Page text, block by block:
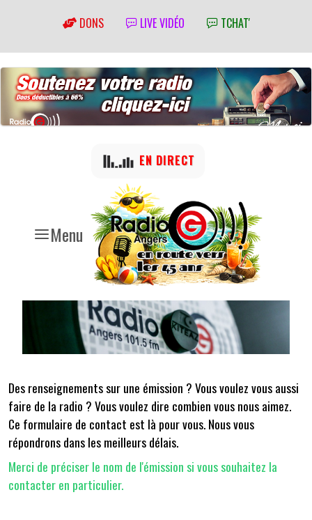
DONS LIVE VIDÉO TCHAT'
Menu
EN DIRECT
Des renseignements sur une émission ? Vous voulez vous aussi
faire de la radio ? Vous voulez dire combien vous nous aimez.
Ce formulaire de contact est là pour vous. Nous vous
répondrons dans les meilleurs délais.
Merci de préciser le nom de l'émission si vous souhaitez la
contacter en particulier.